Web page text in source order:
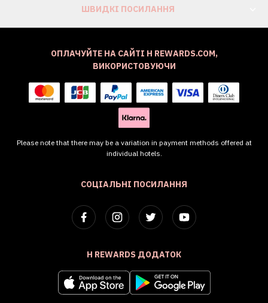
ШВИДКІ ПОСИЛАННЯ
СОЦІАЛЬНІ ПОСИЛАННЯ
H REWARDS ДОДАТОК
ОПЛАЧУЙТЕ НА САЙТІ H REWARDS.COM,
ВИКОРИСТОВУЮЧИ
Please note that there may be a variation in payment methods offered at
individual hotels.